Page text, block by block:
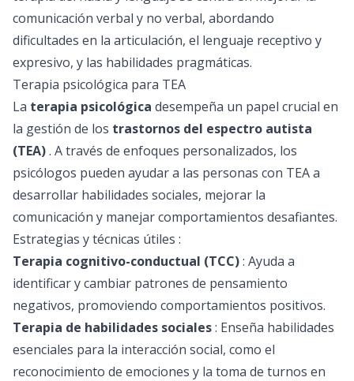
comunicación verbal y no verbal, abordando
dificultades en la articulación, el lenguaje receptivo y
expresivo, y las habilidades pragmáticas.
Terapia psicológica para TEA
La terapia psicológica desempeña un papel crucial en
la gestión de los trastornos del espectro autista
(TEA). A través de enfoques personalizados, los
psicólogos pueden ayudar a las personas con TEA a
desarrollar habilidades sociales, mejorar la
comunicación y manejar comportamientos desafiantes.
Estrategias y técnicas útiles :
Terapia cognitivo-conductual (TCC): Ayuda a
identificar y cambiar patrones de pensamiento
negativos, promoviendo comportamientos positivos.
Terapia de habilidades sociales: Enseña habilidades
esenciales para la interacción social, como el
reconocimiento de emociones y la toma de turnos en